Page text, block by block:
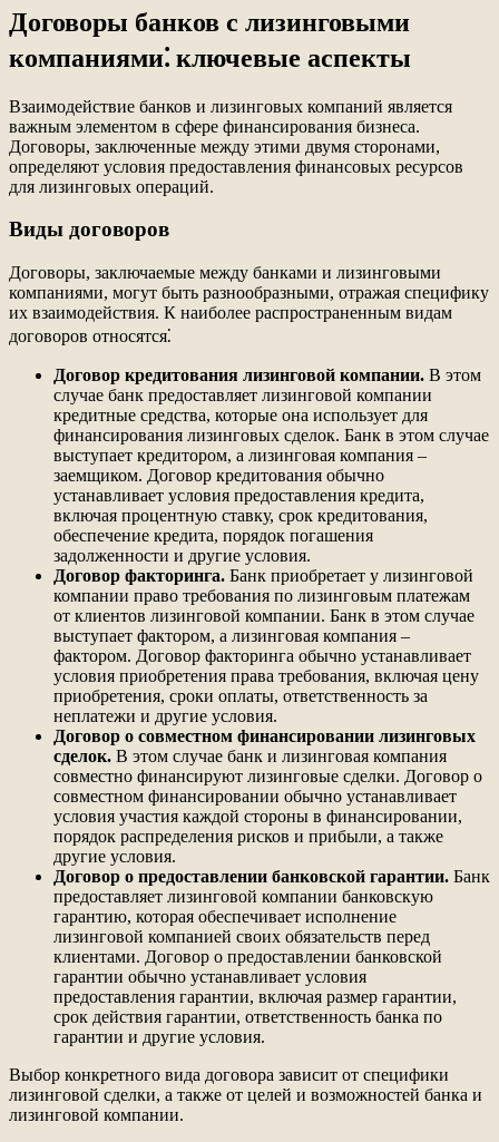
Договоры банков с лизинговыми
компаниями⁚ ключевые аспекты
Взаимодействие банков и лизинговых компаний является
важным элементом в сфере финансирования бизнеса.
Договоры, заключенные между этими двумя сторонами,
определяют условия предоставления финансовых ресурсов
для лизинговых операций.
Виды договоров
Договоры, заключаемые между банками и лизинговыми
компаниями, могут быть разнообразными, отражая специфику
их взаимодействия. К наиболее распространенным видам
договоров относятся⁚
Договор кредитования лизинговой компании. В этом
случае банк предоставляет лизинговой компании
кредитные средства, которые она использует для
финансирования лизинговых сделок. Банк в этом случае
выступает кредитором, а лизинговая компания –
заемщиком. Договор кредитования обычно
устанавливает условия предоставления кредита,
включая процентную ставку, срок кредитования,
обеспечение кредита, порядок погашения
задолженности и другие условия.
Договор факторинга. Банк приобретает у лизинговой
компании право требования по лизинговым платежам
от клиентов лизинговой компании. Банк в этом случае
выступает фактором, а лизинговая компания –
фактором. Договор факторинга обычно устанавливает
условия приобретения права требования, включая цену
приобретения, сроки оплаты, ответственность за
неплатежи и другие условия.
Договор о совместном финансировании лизинговых
сделок. В этом случае банк и лизинговая компания
совместно финансируют лизинговые сделки. Договор о
совместном финансировании обычно устанавливает
условия участия каждой стороны в финансировании,
порядок распределения рисков и прибыли, а также
другие условия.
Договор о предоставлении банковской гарантии. Банк
предоставляет лизинговой компании банковскую
гарантию, которая обеспечивает исполнение
лизинговой компанией своих обязательств перед
клиентами. Договор о предоставлении банковской
гарантии обычно устанавливает условия
предоставления гарантии, включая размер гарантии,
срок действия гарантии, ответственность банка по
гарантии и другие условия.
Выбор конкретного вида договора зависит от специфики
лизинговой сделки, а также от целей и возможностей банка и
лизинговой компании.